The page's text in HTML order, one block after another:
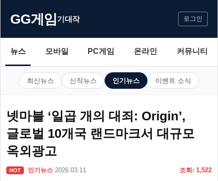
GG게임기대작 로그인
뉴스 모바일 PC게임 온라인 커뮤니티
최신뉴스 신작뉴스 인기뉴스 이벤트 소식
넷마블 ‘일곱 개의 대죄: Origin’,
글로벌 10개국 랜드마크서 대규모
옥외광고
HOT 인기뉴스 2026.03.11 조회: 1,522